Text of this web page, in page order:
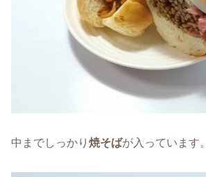
中までしっかり 焼そばが入っています。